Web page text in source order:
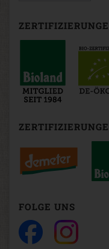
FOLGE UNS